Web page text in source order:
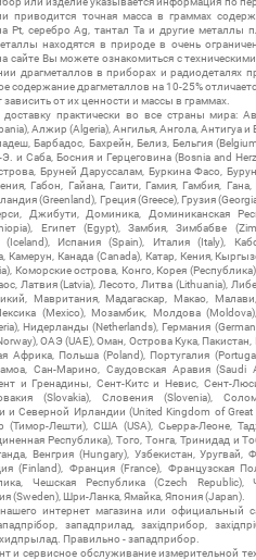
приводится точная масса в граммах
Pt, серебро Ag, тантал Ta и другие металлы
находятся в природе в очень
Вы можете ознакомиться с
драгметаллов в приборах и радиодеталях
содержание драгметаллов на 10-25%
от их ценности и массы в граммах.
практически во все страны мира:
Алжир (Algeria), Ангилья, Ангола, Антигуа и
Барбадос, Бахрейн, Белиз, Бельгия
и Саба, Босния и Герцеговина (Bosnia and
Бруней Даруссалам, Буркина Фасо,
Габон, Гайана, Гаити, Гамия, Гамбия, Гана,
(Greenland), Греция (Greece), Грузия
Джибути, Доминика, Доминиканская
Египет (Egypt), Замбия, Зимбабве
Испания (Spain), Италия (Italy),
Канада (Canada), Катар, Кения,
Коморские острова, Конго, Корея (Республика)
Латвия (Latvia), Лесото, Литва (Lithuania),
Мавритания, Мадагаскар, Макао,
(Mexico), Мозамбик, Молдова
Нидерланды (Netherlands), Германия
ОАЭ (UAE), Оман, Острова Кука, Пакистан,
Африка, Польша (Poland), Португалия
Сан-Марино, Саудовская Аравия (Saudi
и Гренадины, Сент-Китс и Невис, Сент-
(Slovakia), Словения (Slovenia),
Северной Ирландии (United Kingdom of Great
Лешти), США (USA), Сьерра-Леоне,
Республика), Того, Тонга, Тринидад и
Венгрия (Hungary), Узбекистан, Уругвай,
(Finland), Франция (France), Французская
Чешская Республика (Czech Republic),
(Sweden), Шри-Ланка, Ямайка, Япония (Japan).
интернет магазина или официальный
западприлад, західприбор,
Правильно - западприбор.
и сервисное обслуживание измерительной